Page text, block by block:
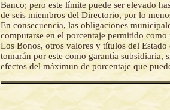
Banco; pero este límite puede ser elevado
de seis miembros del Directorio, por lo
En consecuencia, las obligaciones
computarse en el porcentaje permitido
Los Bonos, otros valores y títulos del
tomarán por este como garantía subsidiaria,
efectos del máximun de porcentaje que